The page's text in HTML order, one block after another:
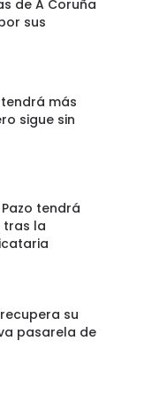
de A Coruña
sus
más
sigue sin
tendrá
tras la
su
pasarela de